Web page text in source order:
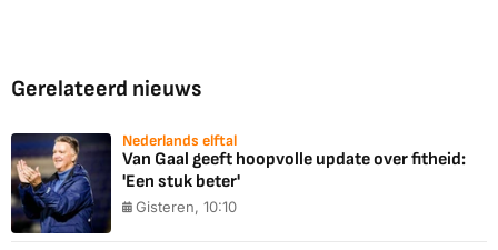
Gerelateerd nieuws
Nederlands elftal
Van Gaal geeft hoopvolle update over fitheid:
'Een stuk beter'
Gisteren, 10:10